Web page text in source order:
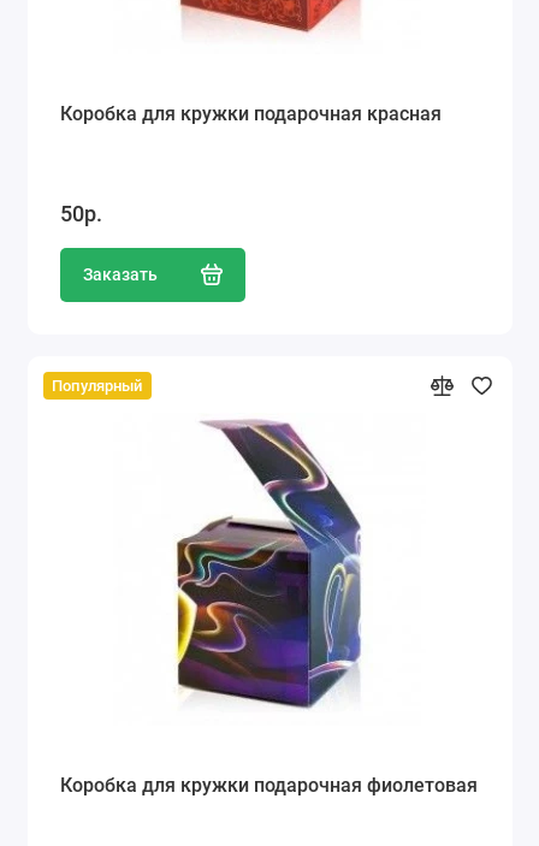
Коробка для кружки подарочная красная
50р.
Заказать
Популярный
Коробка для кружки подарочная фиолетовая